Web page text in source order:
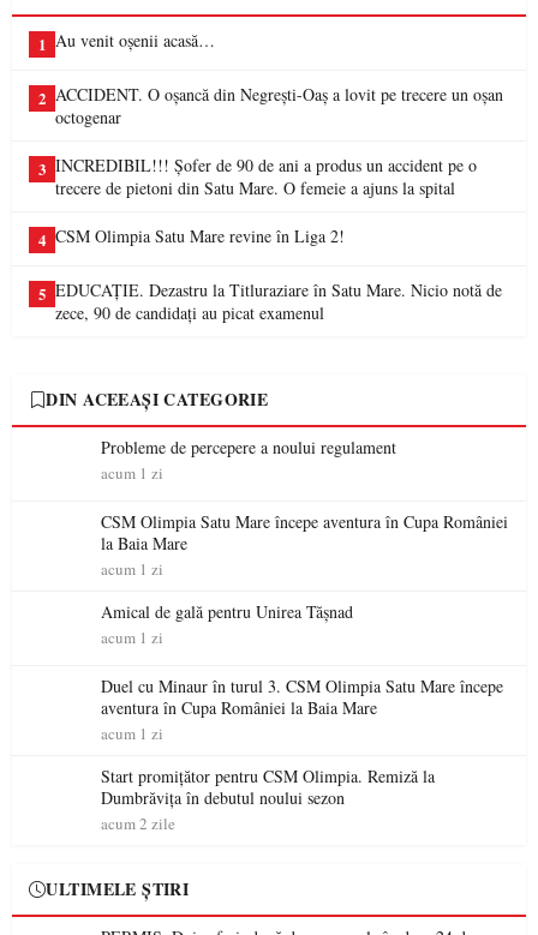
1 Au venit oșenii acasă…
2 ACCIDENT. O oșancă din Negrești-Oaș a lovit pe trecere un oșan
octogenar
3 INCREDIBIL!!! Șofer de 90 de ani a produs un accident pe o
trecere de pietoni din Satu Mare. O femeie a ajuns la spital
4 CSM Olimpia Satu Mare revine în Liga 2!
5 EDUCAȚIE. Dezastru la Titluraziare în Satu Mare. Nicio notă de
zece, 90 de candidați au picat examenul
DIN ACEEAȘI CATEGORIE
Probleme de percepere a noului regulament
acum 1 zi
CSM Olimpia Satu Mare începe aventura în Cupa României
la Baia Mare
acum 1 zi
Amical de gală pentru Unirea Tășnad
acum 1 zi
Duel cu Minaur în turul 3. CSM Olimpia Satu Mare începe
aventura în Cupa României la Baia Mare
acum 1 zi
Start promițător pentru CSM Olimpia. Remiză la
Dumbrăvița în debutul noului sezon
acum 2 zile
ULTIMELE ȘTIRI